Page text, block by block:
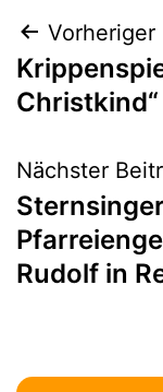
Vorheriger
Nächster
Rudolf in